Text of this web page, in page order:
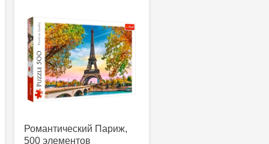
Романтический Париж,
500 элементов